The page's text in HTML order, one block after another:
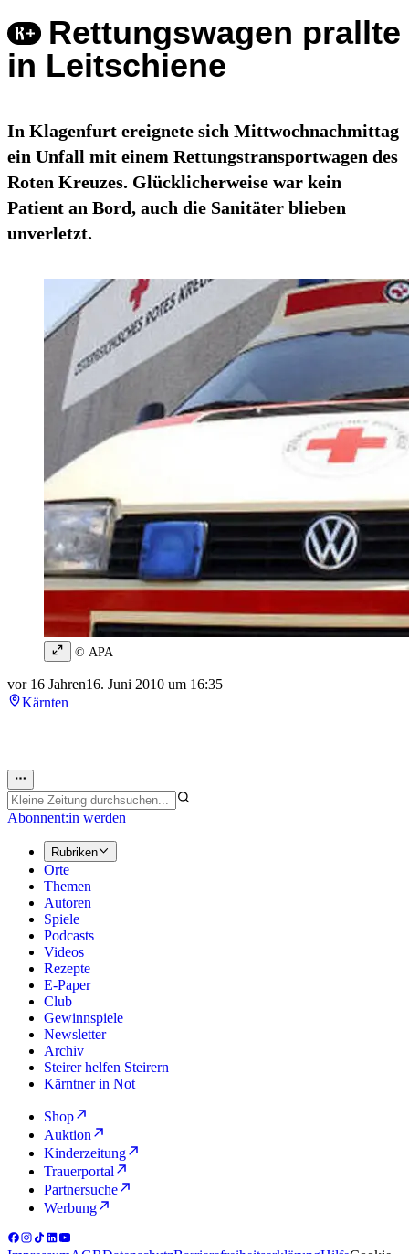
Rettungswagen prallte
in Leitschiene
In Klagenfurt ereignete sich Mittwochnachmittag
ein Unfall mit einem Rettungstransportwagen des
Roten Kreuzes. Glücklicherweise war kein
Patient an Bord, auch die Sanitäter blieben
unverletzt.
© APA
vor 16 Jahren16. Juni 2010 um 16:35
Kärnten
Abonnent:in werden
Rubriken
Orte
Themen
Autoren
Spiele
Podcasts
Videos
Rezepte
E-Paper
Club
Gewinnspiele
Newsletter
Archiv
Steirer helfen Steirern
Kärntner in Not
Shop
Auktion
Kinderzeitung
Trauerportal
Partnersuche
Werbung